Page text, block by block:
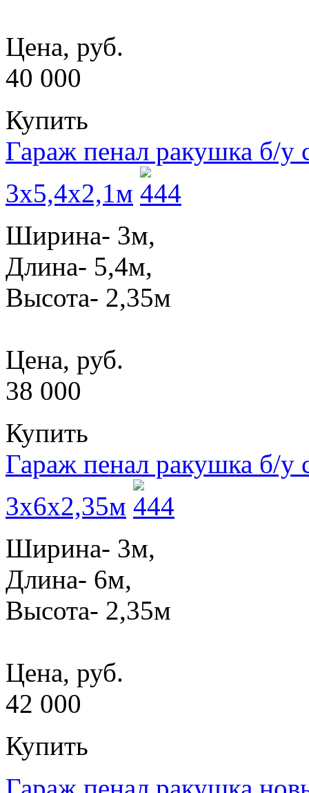
Цена, руб.
40 000
Купить
Гараж пенал ракушка б/
3x5,4x2,1м
Ширина- 3м,
Длина- 5,4м,
Высота- 2,35м
Цена, руб.
38 000
Купить
Гараж пенал ракушка б/
3x6x2,35м
Ширина- 3м,
Длина- 6м,
Высота- 2,35м
Цена, руб.
42 000
Купить